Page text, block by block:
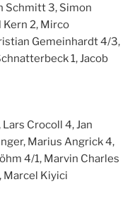
Schmitt 3, Simon
Kern 2, Mirco
Gemeinhardt 4/3,
1, Jacob
Crocoll 4, Jan
Marius Angrick 4,
4/1, Marvin Charles
Marcel Kiyici